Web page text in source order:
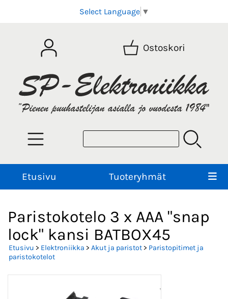
Select Language ▼
Ostoskori
Etusivu Tuoteryhmät
Paristokotelo 3 x AAA "snap
lock" kansi BATBOX45
Etusivu > Elektroniikka > Akut ja paristot> Paristopitimet ja
paristokotelot